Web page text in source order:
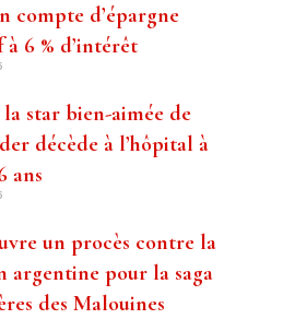
compte d’épargne
6 % d’intérêt
star bien-aimée de
décède à l’hôpital à
ans
un procès contre la
argentine pour la saga
des Malouines